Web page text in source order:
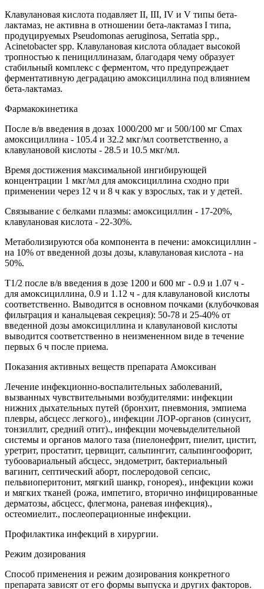
Клавулановая кислота подавляет II, III, IV и V типы бета-
лактамаз, не активна в отношении бета-лактамаз I типа,
продуцируемых Pseudomonas aeruginosa, Serratia spp.,
Acinetobacter spp. Клавулановая кислота обладает высокой
тропностью к пенициллиназам, благодаря чему образует
стабильный комплекс с ферментом, что предупреждает
ферментативную деградацию амоксициллина под влиянием
бета-лактамаз.
Фармакокинетика
После в/в введения в дозах 1000/200 мг и 500/100 мг Cmax
амоксициллина - 105.4 и 32.2 мкг/мл соответственно, а
клавулановой кислоты - 28.5 и 10.5 мкг/мл.
Время достижения максимальной ингибирующей
концентрации 1 мкг/мл для амоксициллина сходно при
применении через 12 ч и 8 ч как у взрослых, так и у детей.
Связывание с белками плазмы: амоксициллин - 17-20%,
клавулановая кислота - 22-30%.
Метаболизируются оба компонента в печени: амоксициллин -
на 10% от введенной дозы дозы, клавулановая кислота - на
50%.
T1/2 после в/в введения в дозе 1200 и 600 мг - 0.9 и 1.07 ч -
для амоксициллина, 0.9 и 1.12 ч - для клавулановой кислоты
соответственно. Выводится в основном почками (клубочковая
фильтрация и канальцевая секреция): 50-78 и 25-40% от
введенной дозы амоксициллина и клавулановой кислоты
выводится соответственно в неизмененном виде в течение
первых 6 ч после приема.
Показания активных веществ препарата Амоксиван
Лечение инфекционно-воспалительных заболеваний,
вызванных чувствительными возбудителями: инфекции
нижних дыхательных путей (бронхит, пневмония, эмпиема
плевры, абсцесс легкого)., инфекции ЛОР-органов (синусит,
тонзиллит, средний отит)., инфекции мочевыделительной
системы и органов малого таза (пиелонефрит, пиелит, цистит,
уретрит, простатит, цервицит, сальпингит, сальпингоофорит,
тубоовариальный абсцесс, эндометрит, бактериальный
вагинит, септический аборт, послеродовой сепсис,
пельвиоперитонит, мягкий шанкр, гонорея)., инфекции кожи
и мягких тканей (рожа, импетиго, вторично инфицированные
дерматозы, абсцесс, флегмона, раневая инфекция).,
остеомиелит., послеоперационные инфекции.
Профилактика инфекций в хирургии.
Режим дозирования
Способ применения и режим дозирования конкретного
препарата зависят от его формы выпуска и других факторов.